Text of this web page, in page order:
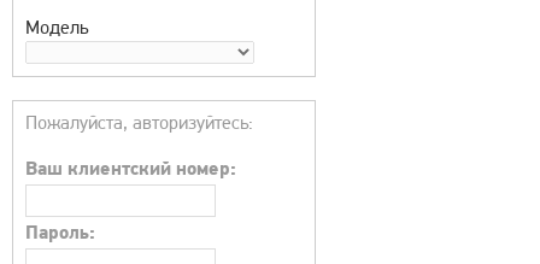
Модель
Пожалуйста, авторизуйтесь:
Ваш клиентский номер:
Пароль: